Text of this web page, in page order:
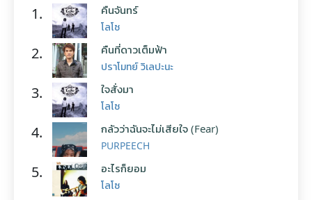
1. คืนจันทร์
โลโซ
2. คืนที่ดาวเต็มฟ้า
ปราโมทย์ วิเลปะนะ
3. ใจสั่งมา
โลโซ
4. กลัวว่าฉันจะไม่เสียใจ (Fear)
PURPEECH
5. อะไรก็ยอม
โลโซ